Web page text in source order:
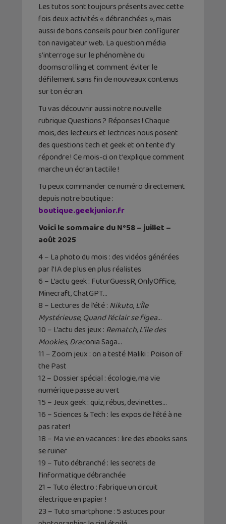
Les tutos sont toujours présents avec cette
fois deux activités « débranchées », mais
aussi de bons conseils pour bien configurer
ton navigateur web. La question média
s’interroge sur le phénomène du
doomscrolling et comment éviter le
défilement sans fin de nouveaux contenus
sur ton écran.
Tu vas découvrir aussi notre nouvelle
rubrique Questions ? Réponses ! Chaque
mois, des lecteurs et lectrices nous posent
des questions tech et geek et on tente d’y
répondre ! Ce mois-ci on t’explique comment
marche un écran tactile !
Tu peux commander ce numéro directement
depuis notre boutique :
boutique.geekjunior.fr
Voici le sommaire du N°58 – juillet –
août 2025
4 – La photo du mois : des vidéos générées
par l’IA de plus en plus réalistes
6 – L’actu geek : FuturGuessR,OnlyOffice,
Minecraft,ChatGPT…
8 – Lectures de l’été : Nikuto,L’Île
Mystérieuse, Quand l’éclair se figea…
10 – L’actu des jeux : Rematch,L’île des
Mookies,Draconia Saga…
11 – Zoom jeux : on a testéMaliki : Poison of
the Past
12 – Dossier spécial : écologie, ma vie
numérique passe au vert
15 – Jeux geek : quiz, rébus, devinettes…
16 – Sciences & Tech : les expos de l’été à ne
pas rater!
18 – Ma vie en vacances : lire des ebooks sans
se ruiner
19 – Tuto débranché : les secrets de
l’informatique débranchée
21 – Tuto électro : fabrique un circuit
électrique en papier !
23 – Tuto smartphone : 5 astuces pour